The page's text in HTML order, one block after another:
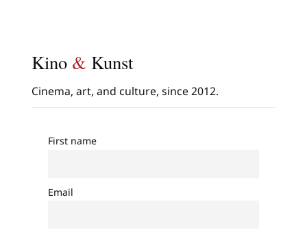
Kino & Kunst
Cinema, art, and culture, since 2012.
First name
Email